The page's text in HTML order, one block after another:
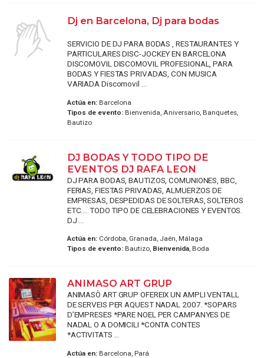
Dj en Barcelona, Dj para bodas
SERVICIO DE DJ PARA BODAS , RESTAURANTES Y
PARTICULARES DISC-JOCKEY EN BARCELONA
DISCOMOVIL DISCOMOVIL PROFESIONAL, PARA
BODAS Y FIESTAS PRIVADAS, CON MUSICA
VARIADA Discomovil ...
Actúa en:Barcelona
Tipos de evento:Bienvenida, Aniversario, Banquetes,
Bautizo
DJ BODAS Y TODO TIPO DE
EVENTOS DJ RAFA LEON
DJ PARA BODAS, BAUTIZOS, COMUNIONES, BBC,
FERIAS, FIESTAS PRIVADAS, ALMUERZOS DE
EMPRESAS, DESPEDIDAS DE SOLTERAS, SOLTEROS
ETC.... TODO TIPO DE CELEBRACIONES Y EVENTOS.
DJ ...
Actúa en:Córdoba, Granada, Jaén, Málaga
Tipos de evento:Bautizo, Bienvenida, Boda
ANIMASO ART GRUP
ANIMASÒ ART GRUP OFEREIX UN AMPLI VENTALL
DE SERVEIS PER AQUEST NADAL 2007. *SOPARS
D’EMPRESES *PARE NOEL PER CAMPANYES DE
NADAL O A DOMICILI *CONTA CONTES
*ACTIVITATS ...
Actúa en:Barcelona, Pará